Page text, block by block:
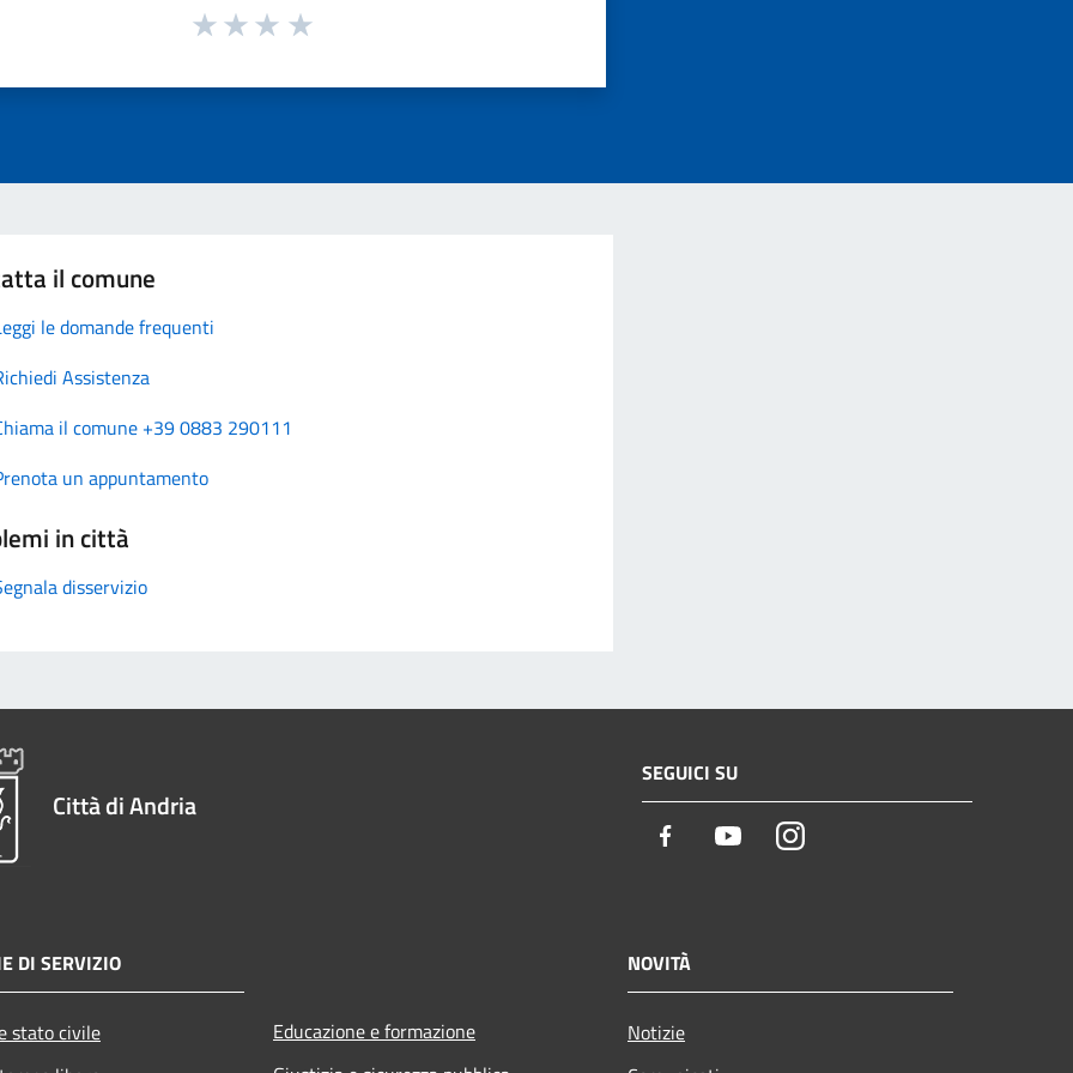
il comune
le domande frequenti
Assistenza
il comune +39 0883 290111
un appuntamento
in città
disservizio
Città di Andria
SEGUICI SU
Facebook YoutubeInstagram
DI SERVIZIO
stato civile
Educazione e formazione
NOVITÀ
Notizie